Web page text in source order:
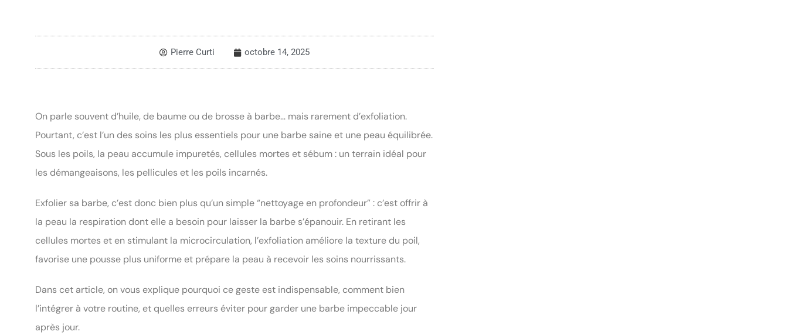
Pierre Curti octobre 14, 2025
On parle souvent d’huile, de baume ou de brosse à barbe… mais rarement d’exfoliation.
Pourtant, c’est l’un des soins les plus essentiels pour une barbe saine et une peau équilibrée.
Sous les poils, la peau accumule impuretés, cellules mortes et sébum : un terrain idéal pour
les démangeaisons, les pellicules et les poils incarnés.
Exfolier sa barbe, c’est donc bien plus qu’un simple “nettoyage en profondeur” : c’est offrir à
la peau la respiration dont elle a besoin pour laisser la barbe s’épanouir. En retirant les
cellules mortes et en stimulant la microcirculation, l’exfoliation améliore la texture du poil,
favorise une pousse plus uniforme et prépare la peau à recevoir les soins nourrissants.
Dans cet article, on vous explique pourquoi ce geste est indispensable, comment bien
l’intégrer à votre routine, et quelles erreurs éviter pour garder une barbe impeccable jour
après jour.